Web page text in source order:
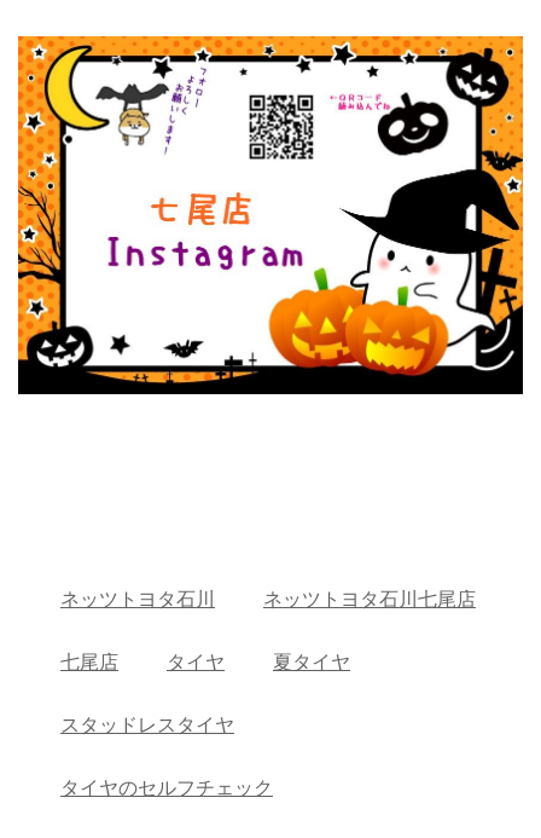
ネッツトヨタ石川 ネッツトヨタ石川七尾店
七尾店 タイヤ 夏タイヤ
スタッドレスタイヤ
タイヤのセルフチェック